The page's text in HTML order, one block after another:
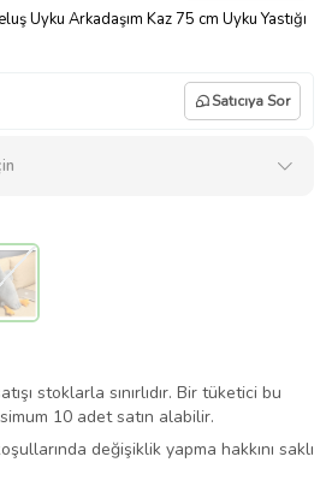
Uyku Arkadaşım Kaz 75 cm Uyku Yastığı
Satıcıya Sor
stoklarla sınırlıdır. Bir tüketici bu
10 adet satın alabilir.
değişiklik yapma hakkını saklı